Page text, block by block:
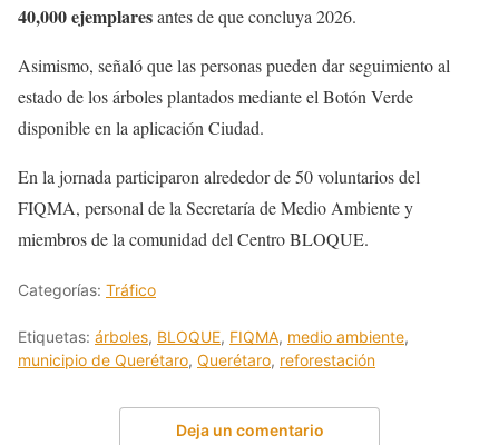
40,000 ejemplaresantes de que concluya 2026.
Asimismo, señaló que las personas pueden dar seguimiento al
estado de los árboles plantados mediante el Botón Verde
disponible en la aplicación Ciudad.
En la jornada participaron alrededor de 50 voluntarios del
FIQMA, personal de la Secretaría de Medio Ambiente y
miembros de la comunidad del Centro BLOQUE.
Categorías: Tráfico
Etiquetas: árboles, BLOQUE, FIQMA, medio ambiente,
municipio de Querétaro, Querétaro, reforestación
Deja un comentario